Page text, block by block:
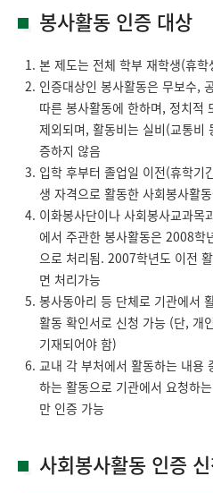
봉사활동 인증 대상
본 제도는 전체 학부 재학생(휴
인증대상인 봉사활동은 무보수,
따른 봉사활동에 한하며, 정치적
제외되며, 활동비는 실비(교통비
증하지 않음
입학 후부터 졸업일 이전(휴학기
생 자격으로 활동한 사회봉사활
이화봉사단이나 사회봉사교과목
에서 주관한 봉사활동은 2008학
으로 처리됨. 2007학년도 이전
면 처리가능
봉사동아리 등 단체로 기관에서
활동 확인서로 신청 가능 (단, 개
기재되어야 함)
교내 각 부처에서 활동하는 내용
하는 활동으로 기관에서 요청하
만 인증 가능
사회봉사활동 인증